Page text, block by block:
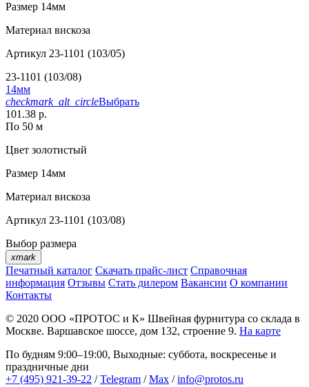
Размер 14мм
Материал вискоза
Артикул 23-1101 (103/05)
23-1101 (103/08)
14мм
checkmark_alt_circleВыбрать
101.38 р.
По 50 м
Цвет золотистый
Размер 14мм
Материал вискоза
Артикул 23-1101 (103/08)
Выбор размера
xmark
Печатный каталог Скачать прайс-лист Справочная
информация Отзывы Стать дилером Вакансии О компании
Контакты
© 2020 ООО «ПРОТОС и К» Швейная фурнитура со склада в
Москве. Варшавское шоссе, дом 132, строение 9. На карте
По будням 9:00–19:00, Выходные: суббота, воскресенье и
праздничные дни
+7 (495) 921-39-22 /Telegram /Max /info@protos.ru